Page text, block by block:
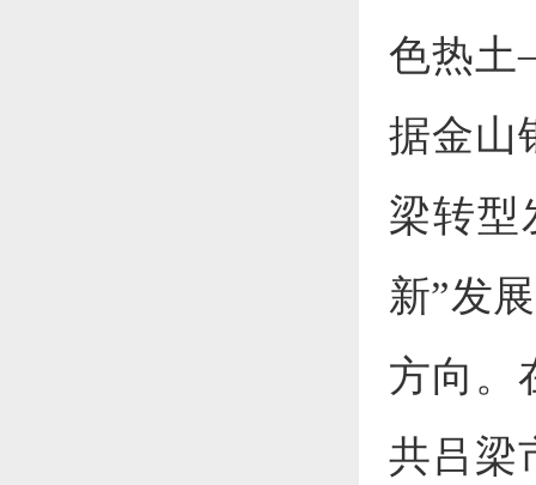
色热土
据金山
梁转型
新”发
方向。
共吕梁